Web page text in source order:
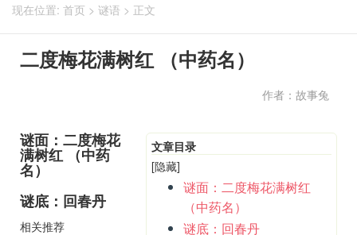
现在位置: 首页 > 谜语 > 正文
二度梅花满树红 （中药名）
作者：故事兔
文章目录
[隐藏]
谜面：二度梅花满树红
（中药名）
谜底：回春丹
谜面：二度梅花
满树红 （中药
名）
谜底：回春丹
相关推荐